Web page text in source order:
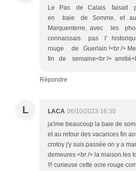
Le Pas de Calais faisait
en baie de Somme, et
Marquenterre, avec les
connaissais pas l'
rouge de Guerlain !<br /
fin de semaine<br />
Répondre
L LACA 06/10/2023 16:30
ja'ime beaucoup la baie de
et au retour des vacances fin
crotoy j'y suis passée on y a
demeures <br /> la maison les
!!! curieuse cette ocre rouge